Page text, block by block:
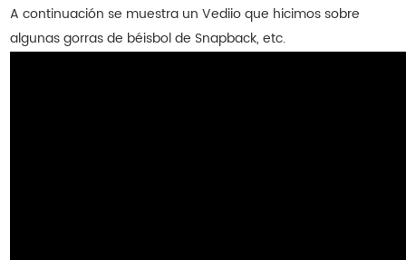
A continuación se muestra un Vediio que hicimos sobre
algunas gorras de béisbol de Snapback, etc.